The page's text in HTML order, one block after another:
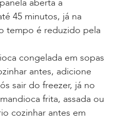
aberta a
45 minutos, já na
tempo é reduzido pela
congelada em sopas
antes, adicione
sair do freezer, já no
frita, assada ou
cozinhar antes em